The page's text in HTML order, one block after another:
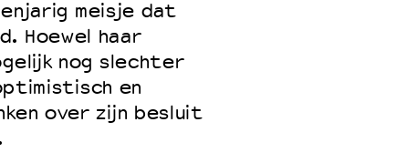
meisje dat
Hoewel haar
nog slechter
en
over zijn besluit